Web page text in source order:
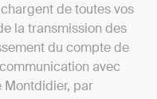
de toutes vos
la transmission des
du compte de
avec
Montdidier, par